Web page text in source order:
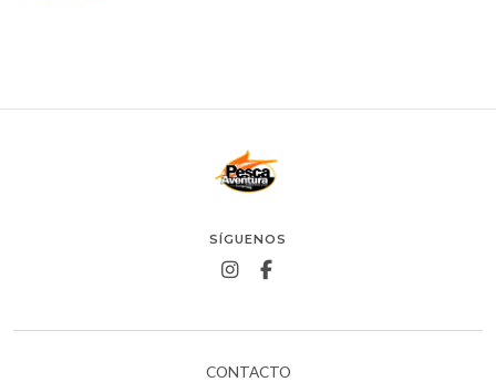
SÍGUENOS
CONTACTO